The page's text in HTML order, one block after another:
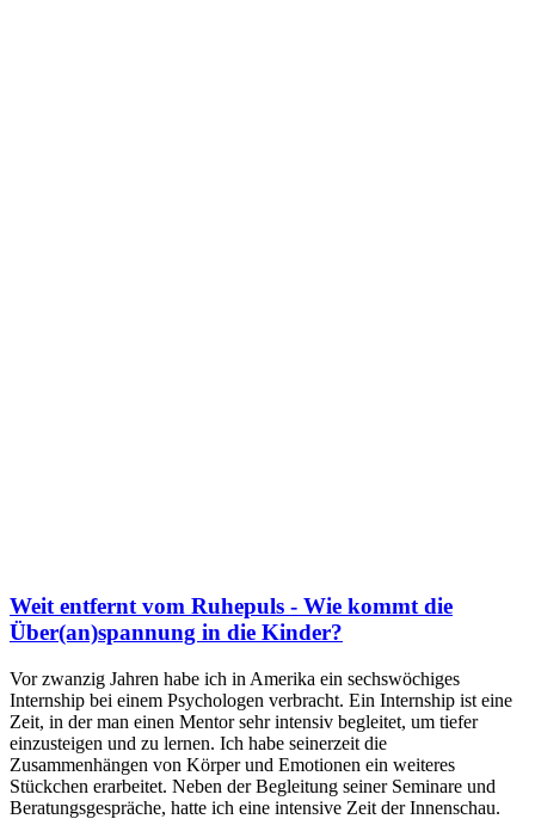
Weit entfernt vom Ruhepuls - Wie kommt die
Über(an)spannung in die Kinder?
Vor zwanzig Jahren habe ich in Amerika ein sechswöchiges
Internship bei einem Psychologen verbracht. Ein Internship ist eine
Zeit, in der man einen Mentor sehr intensiv begleitet, um tiefer
einzusteigen und zu lernen. Ich habe seinerzeit die
Zusammenhängen von Körper und Emotionen ein weiteres
Stückchen erarbeitet. Neben der Begleitung seiner Seminare und
Beratungsgespräche, hatte ich eine intensive Zeit der Innenschau.